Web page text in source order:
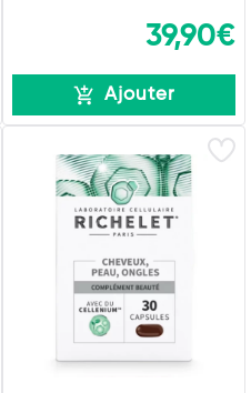
39,90€
Ajouter